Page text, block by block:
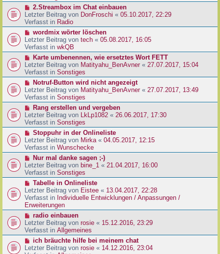
r
a
g
r
B
e
i
r
a
g
N
e
u
e
r
B
e
t
r
a
g
2.Streambox im Chat einbauen
Letzter Beitrag von DonFroschi « 05.10.2017, 22:29
Verfasst in Radio
N
e
u
e
r
B
e
t
r
a
g
wordmix wörter löschen
Letzter Beitrag von tech « 05.08.2017, 16:05
Verfasst in wkQB
N
e
u
e
r
B
e
t
r
a
g
Karte umbenennen, wie ersetztes Wort FETT
Letzter Beitrag von Matityahu_BenAvner « 27.07.2017, 15:04
Verfasst in Sonstiges
N
e
u
e
r
B
e
t
r
a
g
Notruf-Button wird nicht angezeigt
Letzter Beitrag von Matityahu_BenAvner« 27.07.2017, 13:49
Verfasst in Sonstiges
N
e
u
e
r
B
e
t
r
a
g
Rang erstellen und vergeben
Letzter Beitrag von LkLp1082 « 26.06.2017, 17:30
Verfasst in Sonstiges
N
e
u
e
r
B
e
t
r
a
g
Stoppuhr in der Onlineliste
Letzter Beitrag von Mirka« 04.05.2017, 12:15
Verfasst in Wunschecke
N
e
u
e
r
B
e
i
r
a
g
Nur mal danke sagen ;-)
Letzter Beitrag von bine_1 « 21.04.2017, 16:00
Verfasst in Sonstiges
N
e
u
e
r
B
e
i
r
Tabelle in Onlineliste
Letzter Beitrag von Eistee « 13.04.2017, 22:28
Verfasst in Individuelle Entwicklungen / Anpassungen /
Erweiterungen
N
e
u
e
r
B
radio einbauen
Letzter Beitrag von rosie « 15.12.2016, 23:29
Verfasst in Allgemeines
N
e
ich bräuchte hilfe bei meinem chat
Letzter Beitrag von rosie « 14.12.2016, 23:04